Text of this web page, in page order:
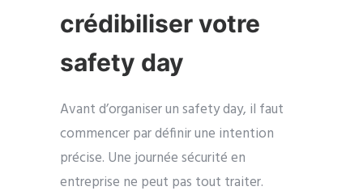
crédibiliser votre
safety day
Avant d’organiser un safety day, il faut
commencer par définir une intention
précise. Une journée sécurité en
entreprise ne peut pas tout traiter.